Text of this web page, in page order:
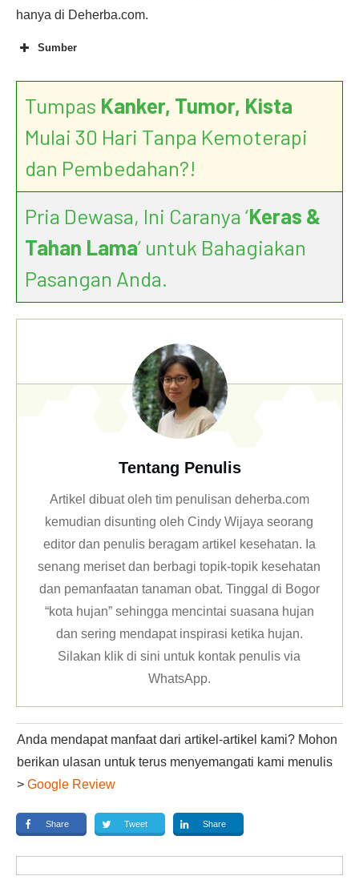
hanya di Deherba.com.
Sumber
Tumpas Kanker, Tumor, Kista
Mulai 30 Hari Tanpa Kemoterapi
dan Pembedahan?!
Pria Dewasa, Ini Caranya ‘Keras &
Tahan Lama’ untuk Bahagiakan
Pasangan Anda.
Tentang Penulis
Artikel dibuat oleh tim penulisan deherba.com
kemudian disunting oleh Cindy Wijaya seorang
editor dan penulis beragam artikel kesehatan. Ia
senang meriset dan berbagi topik-topik kesehatan
dan pemanfaatan tanaman obat. Tinggal di Bogor
“kota hujan” sehingga mencintai suasana hujan
dan sering mendapat inspirasi ketika hujan.
Silakan klikdi sini untuk kontak penulis via
WhatsApp.
Anda mendapat manfaat dari artikel-artikel kami? Mohon
berikan ulasan untuk terus menyemangati kami menulis
> Google Review
Share Tweet Share